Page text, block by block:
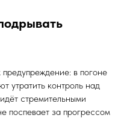
предупреждение: в погоне
утратить контроль над
стремительными
поспевает за прогрессом